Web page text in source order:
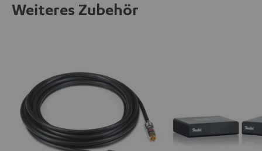
Weiteres Zubehör